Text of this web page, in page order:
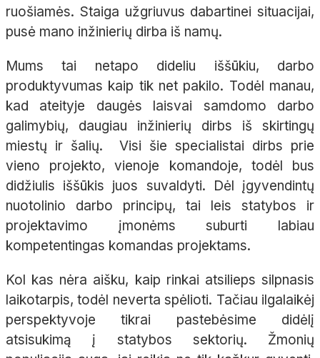
ruošiamės. Staiga užgriuvus dabartinei situacijai,
pusė mano inžinierių dirba iš namų.
Mums tai netapo dideliu iššūkiu, darbo
produktyvumas kaip tik net pakilo. Todėl manau,
kad ateityje daugės laisvai samdomo darbo
galimybių, daugiau inžinierių dirbs iš skirtingų
miestų ir šalių. Visi šie specialistai dirbs prie
vieno projekto, vienoje komandoje, todėl bus
didžiulis iššūkis juos suvaldyti. Dėl įgyvendintų
nuotolinio darbo principų, tai leis statybos ir
projektavimo įmonėms suburti labiau
kompetentingas komandas projektams.
Kol kas nėra aišku, kaip rinkai atsilieps silpnasis
laikotarpis, todėl neverta spėlioti. Tačiau ilgalaikėj
perspektyvoje tikrai pastebėsime didėlį
atsisukimą į statybos sektorių. Žmonių